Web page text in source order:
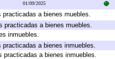
01/09/2025
a bienes muebles.
practicadas a bienes muebles.
inmuebles.
a bienes inmuebles.
practicadas a bienes inmuebles.